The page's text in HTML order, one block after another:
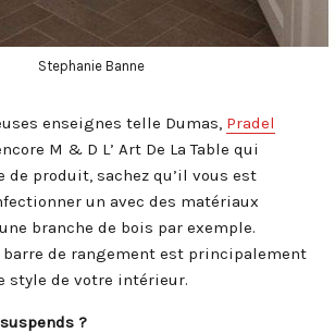
Stephanie Banne
enseignes telle Dumas, Pradel
M & D L’ Art De La Table qui
de produit, sachez qu’il vous est
un avec des matériaux
branche de bois par exemple.
barre de rangement est principalement
style de votre intérieur.
?